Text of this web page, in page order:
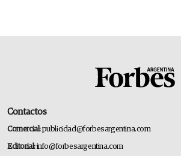
Contactos
Comercial:publicidad@forbesargentina.com
Editorial:info@forbesargentina.com